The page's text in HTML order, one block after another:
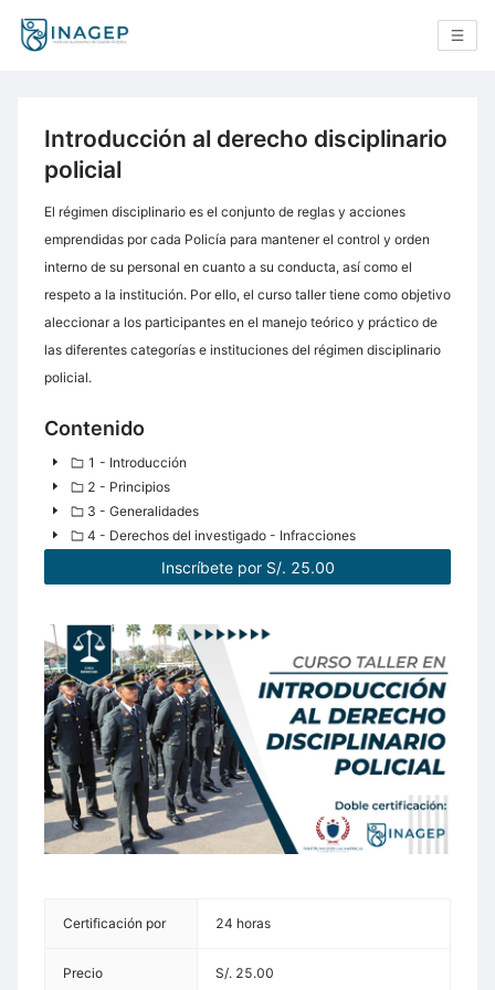
Introducción al derecho disciplinario
policial
El régimen disciplinario es el conjunto de reglas y acciones
emprendidas por cada Policía para mantener el control y orden
interno de su personal en cuanto a su conducta, así como el
respeto a la institución. Por ello, el curso taller tiene como objetivo
aleccionar a los participantes en el manejo teórico y práctico de
las diferentes categorías e instituciones del régimen disciplinario
policial.
Contenido
1 - Introducción
2 - Principios
3 - Generalidades
4 - Derechos del investigado - Infracciones
Inscríbete por S/. 25.00
Certificación por 24 horas
Precio S/. 25.00